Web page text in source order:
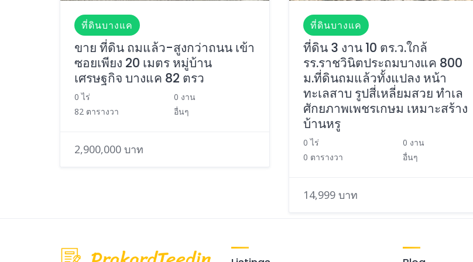
ที่ดินบางแค
ขาย ที่ดิน ถมแล้ว-สูงกว่าถนน เข้า
ซอยเพียง 20 เมตร หมู่บ้าน
เศรษฐกิจ บางแค 82 ตรว
0 ไร่
0 งาน
82 ตารางวา
อื่นๆ
2,900,000 บาท
ที่ดินบางแค
ที่ดิน 3 งาน 10 ตร.ว.ใกล้
รร.ราชวินิตประถมบางแค 800
ม.ที่ดินถมแล้วทั้งแปลง หน้า
ทะเลสาบ รูปสี่เหลี่ยมสวย ทำเล
ศักยภาพเพชรเกษม เหมาะสร้าง
บ้านหรู
0 ไร่
0 งาน
0 ตารางวา
อื่นๆ
14,999 บาท